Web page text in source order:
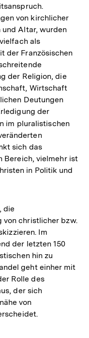
von kirchlicher
und Altar, wurden
als
der Französischen
der Religion, die
Wirtschaft
Deutungen
der
im pluralistischen
sich das
Bereich, vielmehr ist
in Politik und
die
christlicher bzw.
Im
der letzten 150
hin zu
geht einher mit
Rolle des
der sich
von